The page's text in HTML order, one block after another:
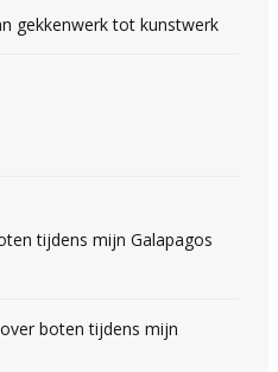
gekkenwerk tot kunstwerk
tijdens mijn Galapagos
boten tijdens mijn